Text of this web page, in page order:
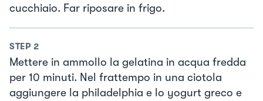
cucchiaio. Far riposare in frigo.
STEP 2
Mettere in ammollo la gelatina in acqua fredda
per 10 minuti. Nel frattempo in una ciotola
aggiungere la philadelphia e lo yogurt greco e